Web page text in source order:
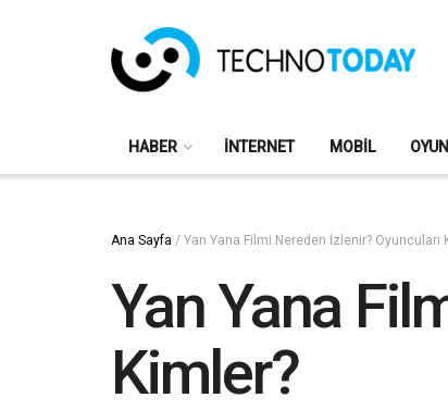
HABER İNTERNET MOBIL OYUN
Ana Sayfa / Yan Yana Filmi Nereden İzlenir? Oyuncuları
Yan Yana
Kimler?